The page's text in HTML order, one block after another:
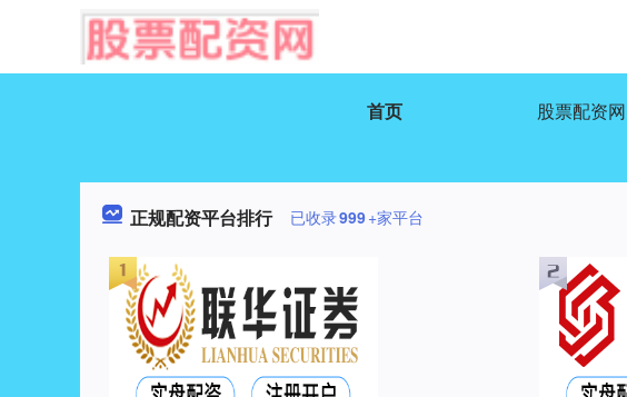
首页 股票配资网
正规配资平台排行 已收录999+家平台